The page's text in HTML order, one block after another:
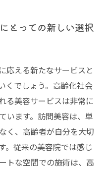
とっての新しい選択
応える新たなサービスと
くでしょう。高齢化社会
る美容サービスは非常に
います。訪問美容は、単
く、高齢者が自分を大切
。従来の美容院では感じ
トな空間での施術は、高